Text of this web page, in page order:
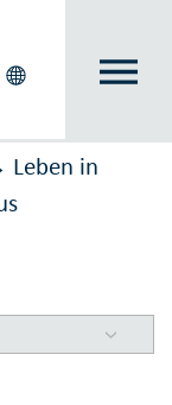
Leben in